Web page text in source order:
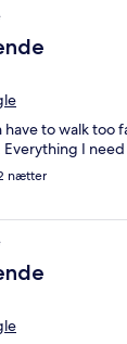
to walk too
I
nætter